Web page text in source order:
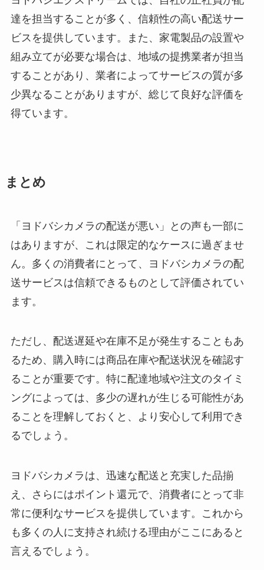
達を担当することが多く、信頼性の高い配送サー
ビスを提供しています。また、家電製品の設置や
組み立てが必要な場合は、地域の提携業者が担当
することがあり、業者によってサービスの質が多
少異なることがありますが、総じて良好な評価を
得ています。
まとめ
「ヨドバシカメラの配送が悪い」との声も一部に
はありますが、これは限定的なケースに過ぎませ
ん。多くの消費者にとって、ヨドバシカメラの配
送サービスは信頼できるものとして評価されてい
ます。
ただし、配送遅延や在庫不足が発生することもあ
るため、購入時には商品在庫や配送状況を確認す
ることが重要です。特に配達地域や注文のタイミ
ングによっては、多少の遅れが生じる可能性があ
ることを理解しておくと、より安心して利用でき
るでしょう。
ヨドバシカメラは、迅速な配送と充実した品揃
え、さらにはポイント還元で、消費者にとって非
常に便利なサービスを提供しています。これから
も多くの人に支持され続ける理由がここにあると
言えるでしょう。